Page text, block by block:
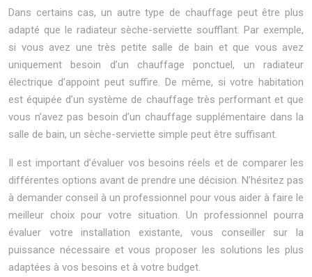
Dans certains cas, un autre type de chauffage peut être plus
adapté que le radiateur sèche-serviette soufflant. Par exemple,
si vous avez une très petite salle de bain et que vous avez
uniquement besoin d’un chauffage ponctuel, un radiateur
électrique d’appoint peut suffire. De même, si votre habitation
est équipée d’un système de chauffage très performant et que
vous n’avez pas besoin d’un chauffage supplémentaire dans la
salle de bain, un sèche-serviette simple peut être suffisant.
Il est important d’évaluer vos besoins réels et de comparer les
différentes options avant de prendre une décision. N’hésitez pas
à demander conseil à un professionnel pour vous aider à faire le
meilleur choix pour votre situation. Un professionnel pourra
évaluer votre installation existante, vous conseiller sur la
puissance nécessaire et vous proposer les solutions les plus
adaptées à vos besoins et à votre budget.